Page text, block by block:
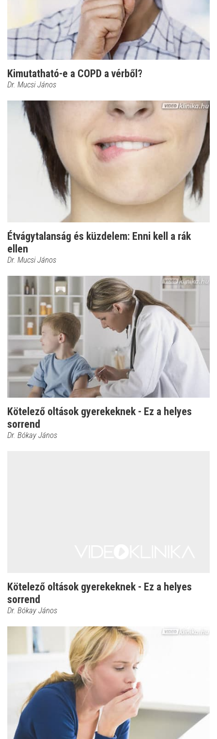
Kimutatható-e a COPD a vérből?
Dr. Mucsi János
Étvágytalanság és küzdelem: Enni kell a rák
ellen
Dr. Mucsi János
Kötelező oltások gyerekeknek - Ez a helyes
sorrend
Dr. Bókay János
Kötelező oltások gyerekeknek - Ez a helyes
sorrend
Dr. Bókay János